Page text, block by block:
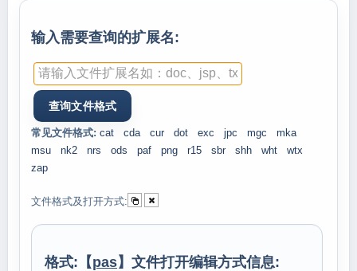
输入需要查询的扩展名:
常见文件格式: cat cda cur dot exc jpc mgc
mka
msu
nk2 nrs ods paf png r15 sbr shh wht
wtx
zap
文件格式及打开方式:
格式:【pas】文件打开编辑方式信息: